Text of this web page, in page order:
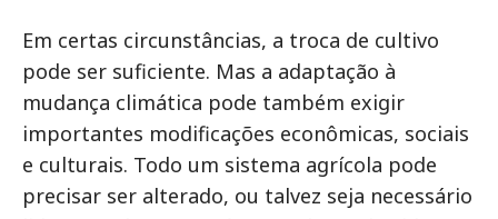
Em certas circunstâncias, a troca de cultivo
pode ser suficiente. Mas a adaptação à
mudança climática pode também exigir
importantes modificações econômicas, sociais
e culturais. Todo um sistema agrícola pode
precisar ser alterado, ou talvez seja necessário